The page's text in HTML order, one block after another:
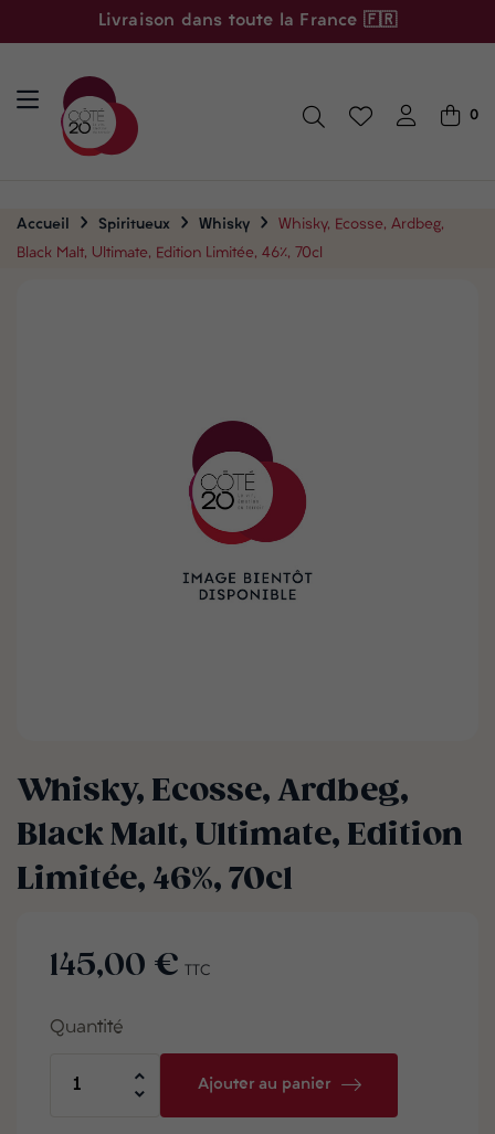
Livraison dans toute la France 🇫🇷
0
Accueil Spiritueux Whisky
Whisky, Ecosse, Ardbeg,
Black Malt, Ultimate, Edition Limitée, 46%, 70cl
Whisky, Ecosse, Ardbeg,
Black Malt, Ultimate, Edition
Limitée, 46%, 70cl
145,00 € TTC
Quantité
Ajouter au panier